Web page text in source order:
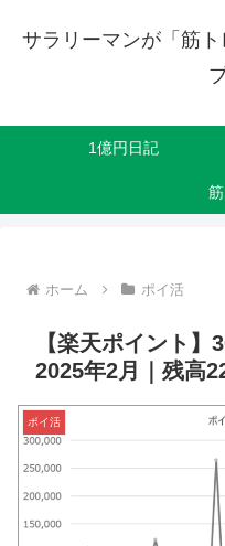
サラリーマンが「筋
1億円日記
ホーム ポイ活
【楽天ポイント】
2025年2月｜残高
ポイ活